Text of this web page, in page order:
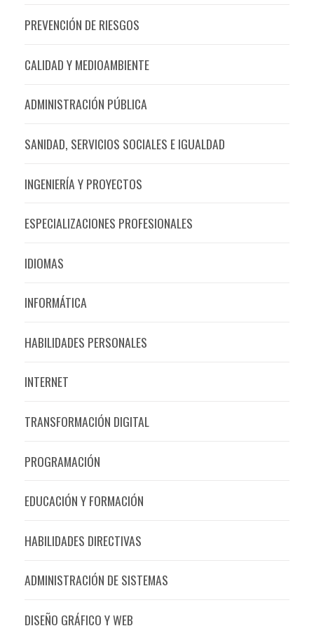
PREVENCIÓN DE RIESGOS
CALIDAD Y MEDIOAMBIENTE
ADMINISTRACIÓN PÚBLICA
SANIDAD, SERVICIOS SOCIALES E IGUALDAD
INGENIERÍA Y PROYECTOS
ESPECIALIZACIONES PROFESIONALES
IDIOMAS
INFORMÁTICA
HABILIDADES PERSONALES
INTERNET
TRANSFORMACIÓN DIGITAL
PROGRAMACIÓN
EDUCACIÓN Y FORMACIÓN
HABILIDADES DIRECTIVAS
ADMINISTRACIÓN DE SISTEMAS
DISEÑO GRÁFICO Y WEB